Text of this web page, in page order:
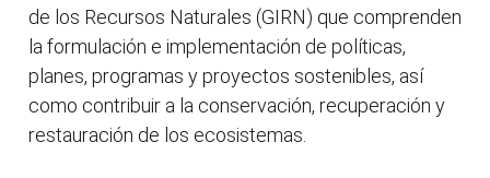
de los Recursos Naturales (GIRN) que comprenden
la formulación e implementación de políticas,
planes, programas y proyectos sostenibles, así
como contribuir a la conservación, recuperación y
restauración de los ecosistemas.